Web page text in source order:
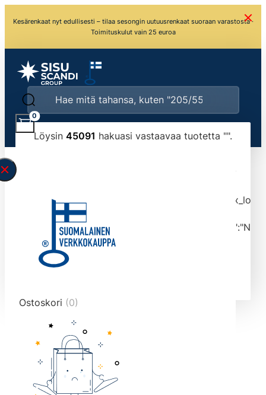
Kesärenkaat nyt edullisesti – tilaa sesongin uutuusrenkaat suoraan varastosta ·
Toimituskulut vain 25 euroa
Löysin 45091 hakuasi vastaavaa tuotetta "".
typed the search query correctly.<br>Currently
tmlmvi","meta_query":
data-original-query-vars="[]" data-page="1"
data-max-pages="4510" data-start="1" data-
end="10">
0
Ostoskori (0)